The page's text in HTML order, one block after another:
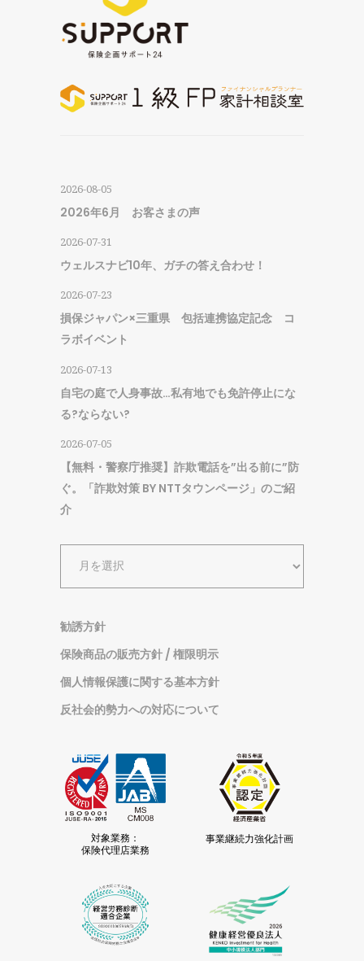
2026-08-05
2026年6月 お客さまの声
2026-07-31
ウェルスナビ10年、ガチの答え合わせ！
2026-07-23
損保ジャパン×三重県 包括連携協定記念 コ
ラボイベント
2026-07-13
自宅の庭で人身事故…私有地でも免許停止にな
る?ならない?
2026-07-05
【無料・警察庁推奨】詐欺電話を”出る前に”防
ぐ。「詐欺対策 BY NTTタウンページ」のご紹
介
イ
勧誘方針
保険商品の販売方針 / 権限明示
個人情報保護に関する基本方針
反社会的勢力への対応について
対象業務：
保険代理店業務
事業継続力強化計画